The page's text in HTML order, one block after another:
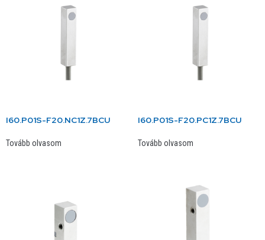
I60.P01S-F20.NC1Z.7BCU
Tovább olvasom
I60.P01S-F20.PC1Z.7BCU
Tovább olvasom